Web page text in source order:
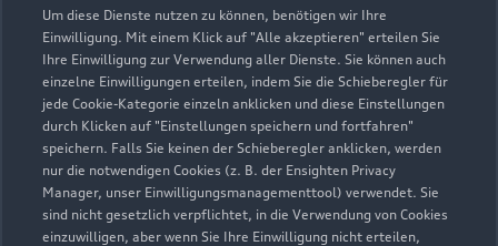
Um diese Dienste nutzen zu können, benötigen wir Ihre
Einwilligung. Mit einem Klick auf "Alle akzeptieren" erteilen Sie
Ihre Einwilligung zur Verwendung aller Dienste. Sie können auch
einzelne Einwilligungen erteilen, indem Sie die Schieberegler für
jede Cookie-Kategorie einzeln anklicken und diese Einstellungen
durch Klicken auf "Einstellungen speichern und fortfahren"
speichern. Falls Sie keinen der Schieberegler anklicken, werden
nur die notwendigen Cookies (z. B. der Ensighten Privacy
Manager, unser Einwilligungsmanagementtool) verwendet. Sie
sind nicht gesetzlich verpflichtet, in die Verwendung von Cookies
einzuwilligen, aber wenn Sie Ihre Einwilligung nicht erteilen,
Zu den Rädern